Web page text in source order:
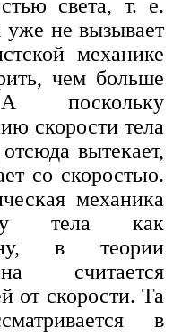
света, т. е.
уже не вызывает
механике
чем больше
поскольку
скорости тела
вытекает,
со скоростью.
механика
тела как
в теории
считается
от скорости. Та
в